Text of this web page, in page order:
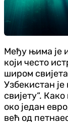
Међу њима је
који често
широм
Узбекистан
свијету“.
око један
већ од